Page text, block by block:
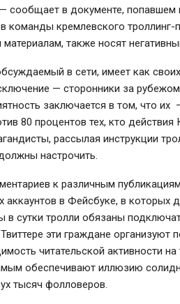
сообщает в документе, попавшем
команды кремлевского
также носят
в сети, имеет как
— сторонники за
заключается в том, что
80 процентов тех, кто
рассылая инструкции
настрочить.
к различным
в Фейсбуке, в которых
сутки тролли обязаны
эти граждане организуют
читательской активности
обеспечивают иллюзию
тысяч фолловеров.